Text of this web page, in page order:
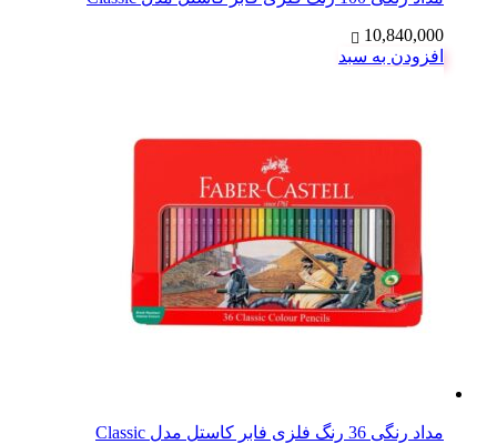
10,840,000
افزودن به سبد
مداد رنگی 36 رنگ فلزی فابر کاستل مدل Classic